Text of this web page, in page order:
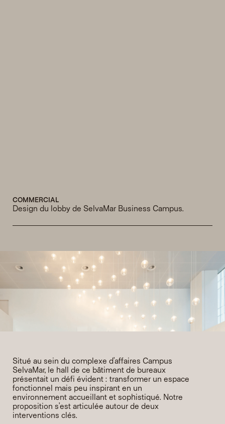
COMMERCIAL
Design du lobby de SelvaMar Business Campus.
Situé au sein du complexe d’affaires Campus
SelvaMar, le hall de ce bâtiment de bureaux
présentait un défi évident : transformer un espace
fonctionnel mais peu inspirant en un
environnement accueillant et sophistiqué. Notre
proposition s’est articulée autour de deux
interventions clés.